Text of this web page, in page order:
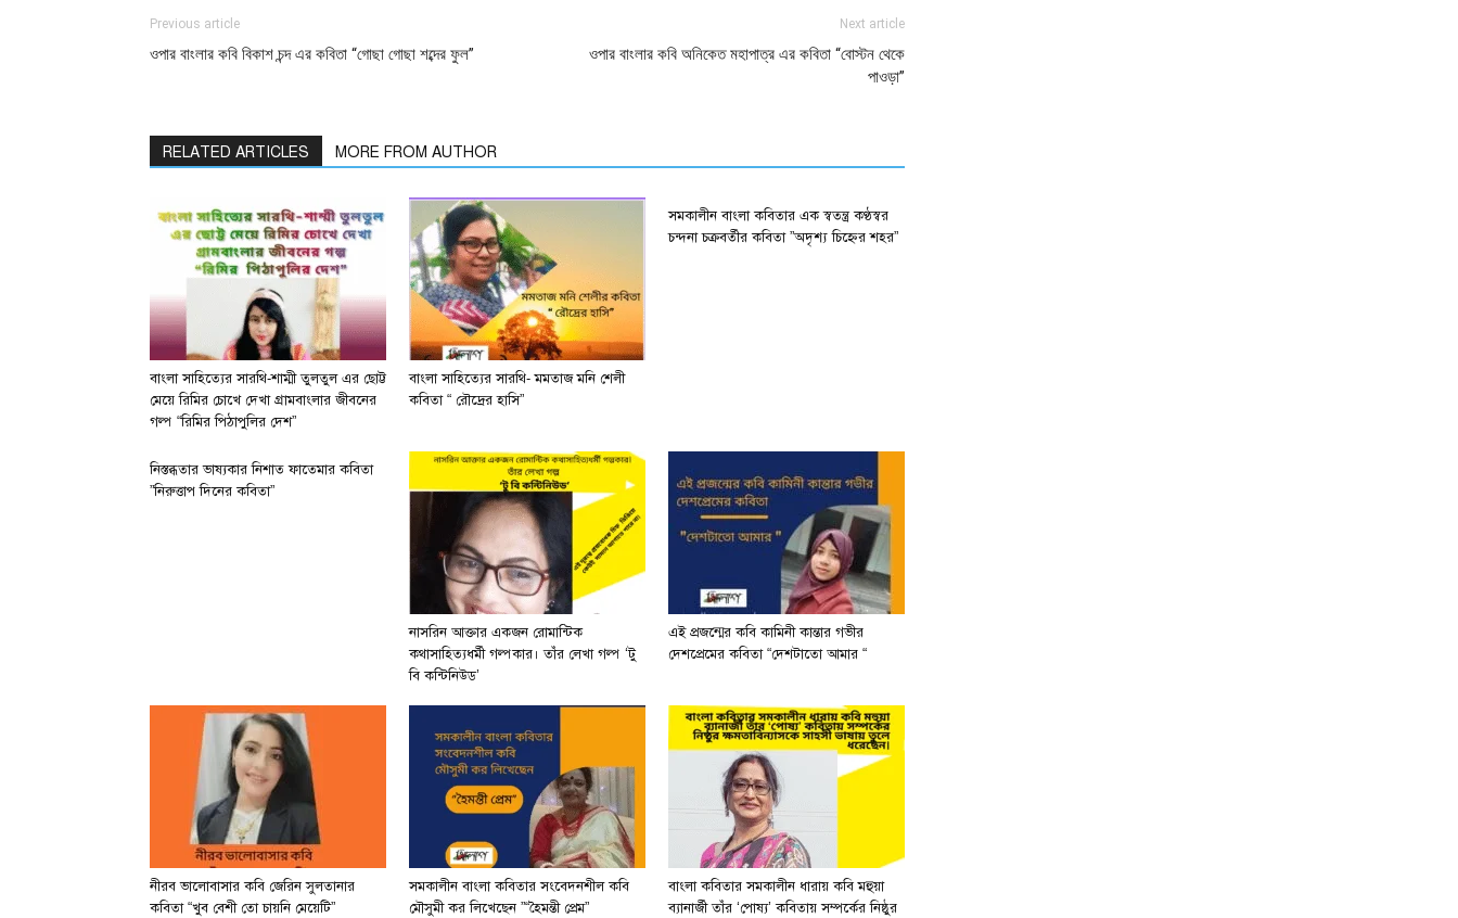
Previous article
ওপার বাংলার কবি বিকাশ চন্দ এর কবিতা “গোছা গোছা শব্দের ফুল”
Next article
ওপার বাংলার কবি অনিকেত মহাপাত্র এর কবিতা “বোস্টন থেকে
পাওড়া”
RELATED ARTICLES MORE FROM AUTHOR
বাংলা সাহিত্যের সারথি-শাম্মী তুলতুল এর ছোট্ট
মেয়ে রিমির চোখে দেখা গ্রামবাংলার জীবনের
গল্প “রিমির পিঠাপুলির দেশ”
বাংলা সাহিত্যের সারথি- মমতাজ মনি শেলী
কবিতা “ রৌদ্রের হাসি”
সমকালীন বাংলা কবিতার এক স্বতন্ত্র কণ্ঠস্বর
চন্দনা চক্রবর্তীর কবিতা ”অদৃশ্য চিহ্নের শহর”
নিস্তব্ধতার ভাষ্যকার নিশাত ফাতেমার কবিতা
”নিরুত্তাপ দিনের কবিতা”
নাসরিন আক্তার একজন রোমান্টিক
কথাসাহিত্যধর্মী গল্পকার। তাঁর লেখা গল্প ‘টু
বি কন্টিনিউড’
এই প্রজন্মের কবি কামিনী কান্তার গভীর
দেশপ্রেমের কবিতা “দেশটাতো আমার “
নীরব ভালোবাসার কবি জেরিন সুলতানার
কবিতা “খুব বেশী তো চায়নি মেয়েটি”
সমকালীন বাংলা কবিতার সংবেদনশীল কবি
মৌসুমী কর লিখেছেন ”“হৈমন্তী প্রেম”
বাংলা কবিতার সমকালীন ধারায় কবি মহুয়া
ব্যানার্জী তাঁর ‘পোষ্য’ কবিতায় সম্পর্কের নিষ্ঠুর